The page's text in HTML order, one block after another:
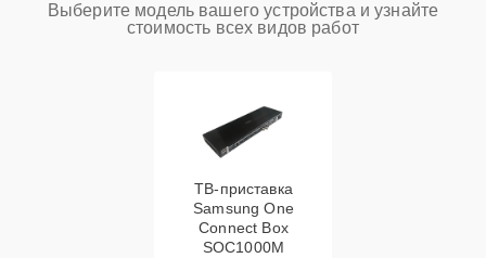
Выберите модель вашего устройства и узнайте
стоимость всех видов работ
ТВ-приставка
Samsung One
Connect Box
SOC1000M